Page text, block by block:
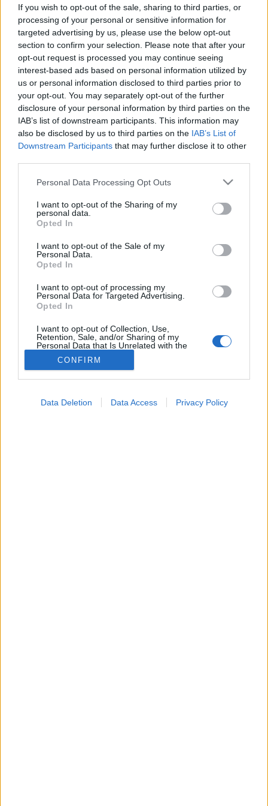
If you wish to opt-out of the sale, sharing to third parties, or
processing of your personal or sensitive information for
targeted advertising by us, please use the below opt-out
section to confirm your selection. Please note that after your
opt-out request is processed you may continue seeing
interest-based ads based on personal information utilized by
us or personal information disclosed to third parties prior to
your opt-out. You may separately opt-out of the further
disclosure of your personal information by third parties on the
IAB’s list of downstream participants. This information may
also be disclosed by us to third parties on the IAB’s List of
Downstream Participants that may further disclose it to other
Please note that this website/app uses one or more Google
not limited to your visit or usage behaviour. You may click to
grant or deny consent to Google and its third-party tags to
use your data for below specified purposes in below Google
consent section.
Personal Data Processing Opt Outs
I want to opt-out of the Sharing of my
personal data.
Opted In
I want to opt-out of the Sale of my
Personal Data.
Opted In
I want to opt-out of processing my
Personal Data for Targeted Advertising.
Opted In
I want to opt-out of Collection, Use,
Retention, Sale, and/or Sharing of my
Personal Data that Is Unrelated with the
Purposes for which it was collected.
Opted Out
CONFIRM
Data Deletion Data Access Privacy Policy
székelés
2025. április 27. 07:04
Küldés Küldés Messengeren